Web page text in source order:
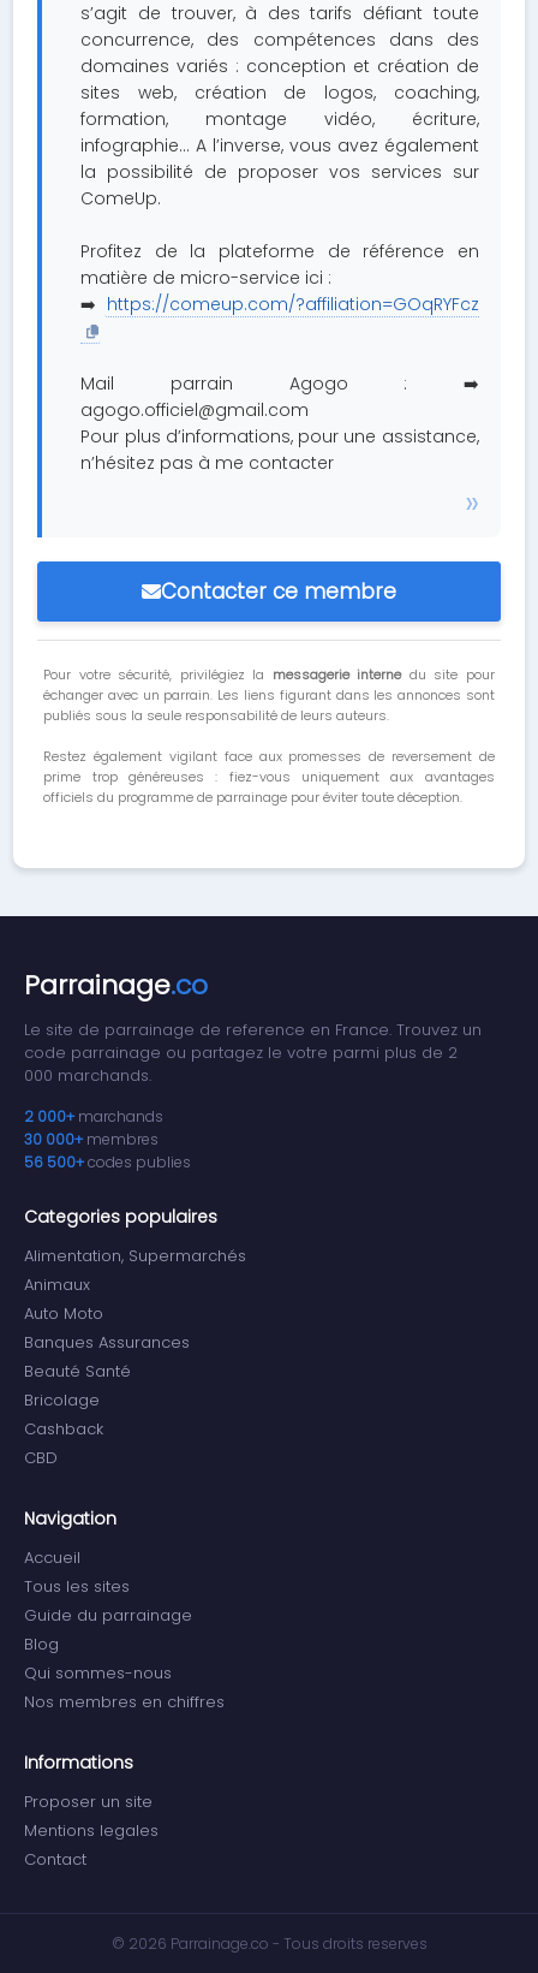
s’agit de trouver, à des tarifs défiant toute
concurrence, des compétences dans des
domaines variés : conception et création de
sites web, création de logos, coaching,
formation, montage vidéo, écriture,
infographie… A l’inverse, vous avez également
la possibilité de proposer vos services sur
ComeUp.
Profitez de la plateforme de référence en
matière de micro-service ici :
➡️ https://comeup.com/?affiliation=GOqRYFcz
Mail parrain Agogo : ➡️
agogo.officiel@gmail.com
Pour plus d’informations, pour une assistance,
n’hésitez pas à me contacter
Contacter ce membre
Pour votre sécurité, privilégiez la messagerie internedu site pour
échanger avec un parrain. Les liens figurant dans les annonces sont
publiés sous la seule responsabilité de leurs auteurs.
Restez également vigilant face aux promesses de reversement de
prime trop généreuses : fiez-vous uniquement aux avantages
officiels du programme de parrainage pour éviter toute déception.
Parrainage.co
Le site de parrainage de reference en France. Trouvez un
code parrainage ou partagez le votre parmi plus de 2
000 marchands.
2 000+ marchands
30 000+ membres
56 500+codes publies
Categories populaires
Alimentation, Supermarchés
Animaux
Auto Moto
Banques Assurances
Beauté Santé
Bricolage
Cashback
CBD
Navigation
Accueil
Tous les sites
Guide du parrainage
Blog
Qui sommes-nous
Nos membres en chiffres
Informations
Proposer un site
Mentions legales
Contact
© 2026 Parrainage.co - Tous droits reserves